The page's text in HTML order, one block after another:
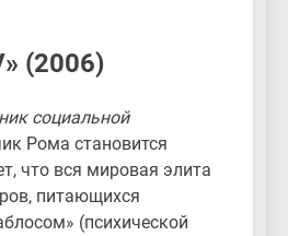
(2006)
социальной
Рома становится
что вся мировая элита
питающихся
(психической